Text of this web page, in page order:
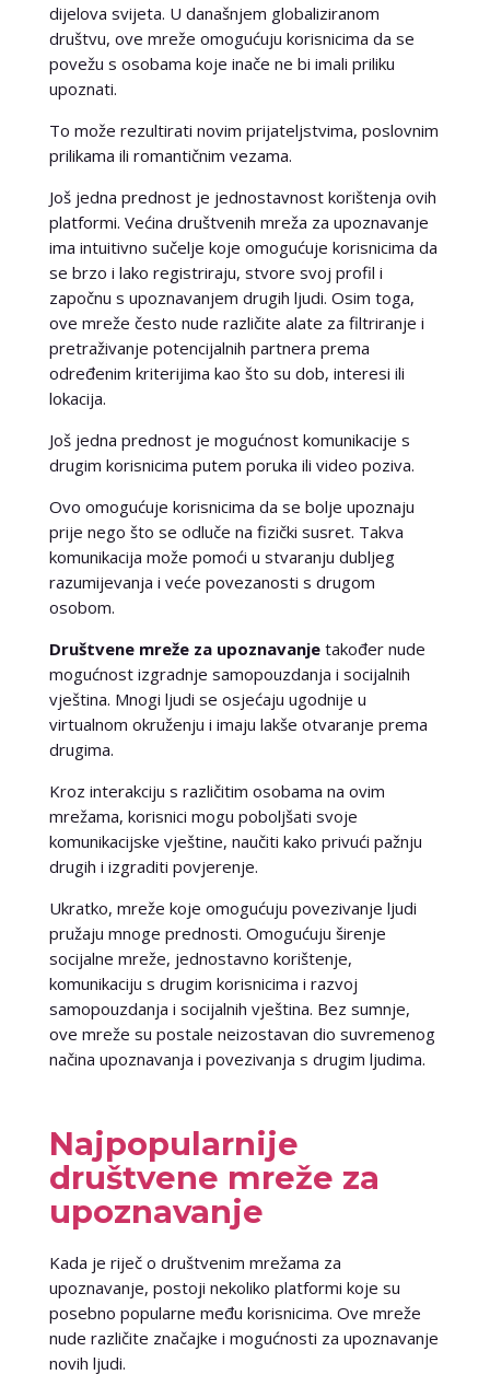
dijelova svijeta. U današnjem globaliziranom
društvu, ove mreže omogućuju korisnicima da se
povežu s osobama koje inače ne bi imali priliku
upoznati.
To može rezultirati novim prijateljstvima, poslovnim
prilikama ili romantičnim vezama.
Još jedna prednost je jednostavnost korištenja ovih
platformi. Većina društvenih mreža za upoznavanje
ima intuitivno sučelje koje omogućuje korisnicima da
se brzo i lako registriraju, stvore svoj profil i
započnu s upoznavanjem drugih ljudi. Osim toga,
ove mreže često nude različite alate za filtriranje i
pretraživanje potencijalnih partnera prema
određenim kriterijima kao što su dob, interesi ili
lokacija.
Još jedna prednost je mogućnost komunikacije s
drugim korisnicima putem poruka ili video poziva.
Ovo omogućuje korisnicima da se bolje upoznaju
prije nego što se odluče na fizički susret. Takva
komunikacija može pomoći u stvaranju dubljeg
razumijevanja i veće povezanosti s drugom
osobom.
Društvene mreže za upoznavanjetakođer nude
mogućnost izgradnje samopouzdanja i socijalnih
vještina. Mnogi ljudi se osjećaju ugodnije u
virtualnom okruženju i imaju lakše otvaranje prema
drugima.
Kroz interakciju s različitim osobama na ovim
mrežama, korisnici mogu poboljšati svoje
komunikacijske vještine, naučiti kako privući pažnju
drugih i izgraditi povjerenje.
Ukratko, mreže koje omogućuju povezivanje ljudi
pružaju mnoge prednosti. Omogućuju širenje
socijalne mreže, jednostavno korištenje,
komunikaciju s drugim korisnicima i razvoj
samopouzdanja i socijalnih vještina. Bez sumnje,
ove mreže su postale neizostavan dio suvremenog
načina upoznavanja i povezivanja s drugim ljudima.
Najpopularnije
društvene mreže za
upoznavanje
Kada je riječ o društvenim mrežama za
upoznavanje, postoji nekoliko platformi koje su
posebno popularne među korisnicima. Ove mreže
nude različite značajke i mogućnosti za upoznavanje
novih ljudi.